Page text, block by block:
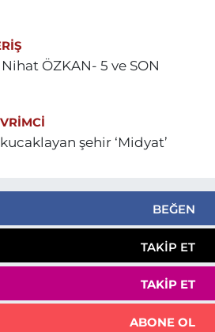
Doktor Nihat ÖZKAN- 5 ve SON
şehir ‘Midyat’
BEĞEN
TAKIP ET
TAKIP ET
ABONE OL